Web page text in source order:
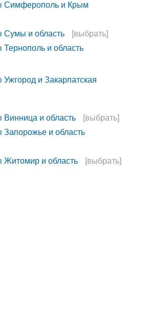
Симферополь и Крым
Сумы и область
[выбрать]
Тернополь и область
Ужгород и Закарпатская
Винница и область
[выбрать]
Запорожье и область
Житомир и область
[выбрать]